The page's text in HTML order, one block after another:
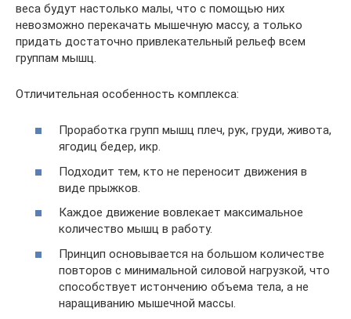
веса будут настолько малы, что с помощью них
невозможно перекачать мышечную массу, а только
придать достаточно привлекательный рельеф всем
группам мышц.
Отличительная особенность комплекса:
Проработка групп мышц плеч, рук, груди, живота,
ягодиц бедер, икр.
Подходит тем, кто не переносит движения в
виде прыжков.
Каждое движение вовлекает максимальное
количество мышц в работу.
Принцип основывается на большом количестве
повторов с минимальной силовой нагрузкой, что
способствует истончению объема тела, а не
наращиванию мышечной массы.